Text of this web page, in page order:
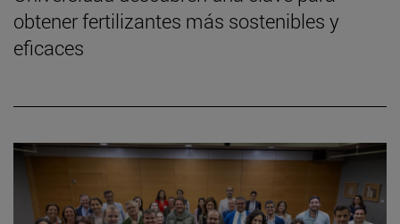
obtener fertilizantes más sostenibles y
eficaces